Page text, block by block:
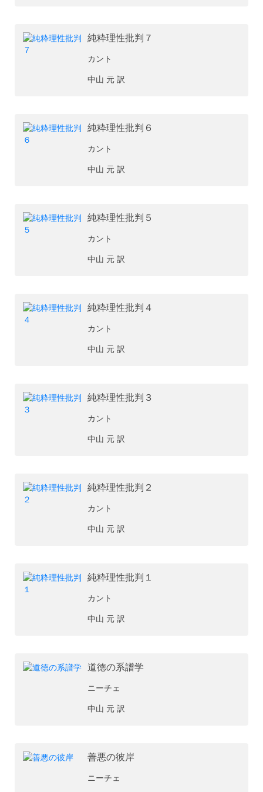
純粋理性批判７
カント
中山 元 訳
純粋理性批判６
カント
中山 元 訳
純粋理性批判５
カント
中山 元 訳
純粋理性批判４
カント
中山 元 訳
純粋理性批判３
カント
中山 元 訳
純粋理性批判２
カント
中山 元 訳
純粋理性批判１
カント
中山 元 訳
道徳の系譜学
ニーチェ
中山 元 訳
善悪の彼岸
ニーチェ